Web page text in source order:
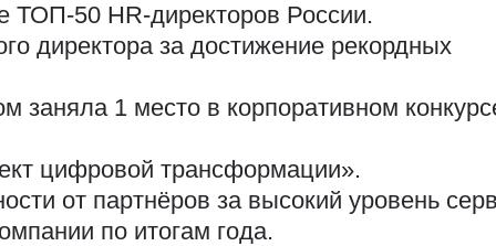
ТОП-50 HR-директоров России.
директора за достижение рекордных
заняла 1 место в корпоративном
цифровой трансформации».
от партнёров за высокий уровень
по итогам года.